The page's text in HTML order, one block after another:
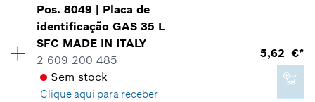
Adicionar ao carrinho das compras
14,82 €*
*Recomendação de preço não vinculativa do
fabricante incluindo IVA
Disponibilidade 1
Grupo de preço:28
Informações de peças sobressalentes
Comprovante de aplicação
Indicar na apresentação
Pos.8049 | Placa de
identificação GAS 35 L
SFC MADE IN ITALY
2 609 200 485
Sem stock
Clique aqui para receber
5,62 €*